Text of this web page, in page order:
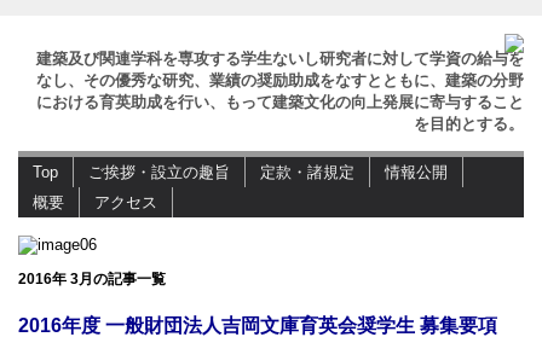
建築及び関連学科を専攻する学生ないし研究者に対して学資の給与を
なし、その優秀な研究、業績の奨励助成をなすとともに、建築の分野
における育英助成を行い、もって建築文化の向上発展に寄与すること
を目的とする。
Top ご挨拶・設立の趣旨 定款・諸規定
情報公開
概要
アクセス
2016年 3月の記事一覧
2016年度 一般財団法人吉岡文庫育英会奨学生 募集要項